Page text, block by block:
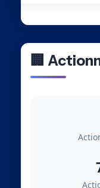
🏢